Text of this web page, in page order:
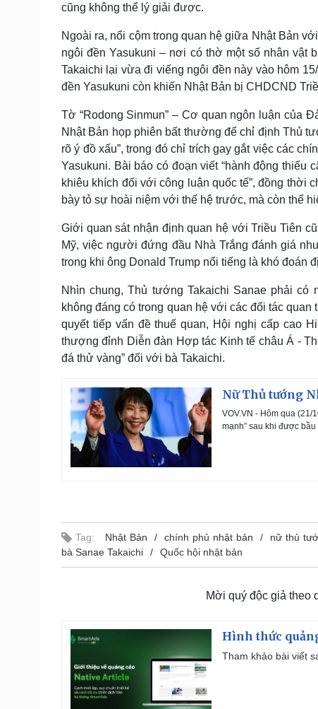
cũng không thể lý giải được.
Ngoài ra, nổi cộm trong quan hệ giữa Nhật Bản
ngôi đền Yasukuni – nơi có thờ một số nhân vật
Takaichi lại vừa đi viếng ngôi đền này vào hôm
đền Yasukuni còn khiến Nhật Bản bị CHDCND
Tờ “Rodong Sinmun” – Cơ quan ngôn luận của
Nhật Bản họp phiên bất thường để chỉ định Thủ
rõ ý đồ xấu”, trong đó chỉ trích gay gắt việc các
Yasukuni. Bài báo có đoạn viết “hành động
khiêu khích đối với công luận quốc tế”, đồng thời
bày tỏ sự hoài niệm với thế hệ trước, mà còn thể
Giới quan sát nhận định quan hệ với Triều Tiên
Mỹ, việc người đứng đầu Nhà Trắng đánh giá
trong khi ông Donald Trump nổi tiếng là khó đoán
Nhìn chung, Thủ tướng Takaichi Sanae phải
không đáng có trong quan hệ với các đối tác
quyết tiếp vấn đề thuế quan, Hội nghị cấp cao
thượng đỉnh Diễn đàn Hợp tác Kinh tế châu Á -
đá thử vàng” đối với bà Takaichi.
Nữ Thủ tướng
VOV.VN - Hôm qua (21/
mạnh” sau khi được
Tag: Nhật Bản chính phủ nhật bản nữ thủ
bà Sanae Takaichi
Quốc hội nhật bản
Mời quý độc giả theo
Hình thức
Tham khảo bài viết